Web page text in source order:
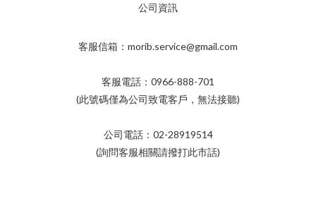
公司資訊
客服信箱：morib.service@gmail.com
客服電話：0966-888-701
(此號碼僅為公司致電客戶，無法接聽)
公司電話：02-28919514
(詢問客服相關請撥打此市話)